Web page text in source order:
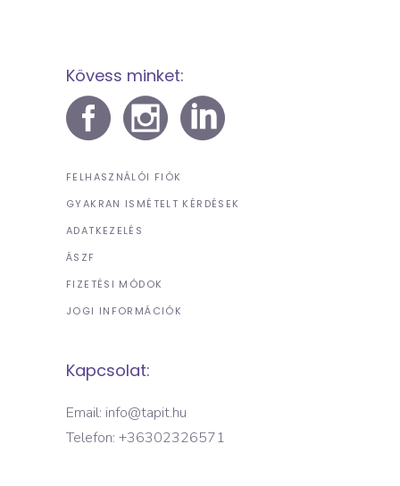
Kövess minket:
FELHASZNÁLÓI FIÓK
GYAKRAN ISMÉTELT KÉRDÉSEK
ADATKEZELÉS
ÁSZF
FIZETÉSI MÓDOK
JOGI INFORMÁCIÓK
Kapcsolat:
Email: info@tapit.hu
Telefon: +36302326571